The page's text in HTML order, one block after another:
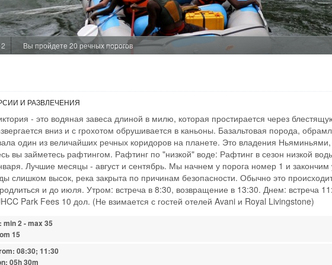
Окаванго
парк
People: min 1
Age: from 14
ДАМБВА
Ничто не
Дамбва. Вы
традиционные
ткани и даже
на ваш выбор.
историческими
Time From:
Duration: 02h
People: min 2
2 Вы пройдете 20 речных порогов
И РАЗВЛЕЧЕНИЯ
- это водяная завеса длиной в милю, которая простирается через
вниз и с грохотом обрушивается в каньоны. Базальтовая порода,
один из величайших речных коридоров на планете. Это владения Ньяминьями,
вы займетесь рафтингом. Рафтинг по "низкой" воде: Рафтинг в сезон низкой
Лучшие месяцы - август и сентябрь. Мы начнем у порога номер 1 и
слишком высок, река закрыта по причинам безопасности. Обычно это
и до июля. Утром: встреча в 8:30, возвращение в 13:30. Днем: встреча
Park Fees 10 дол. (Не взимается с гостей отелей Avani и Royal Livingstone)
min 2 - max 35
15
08:30; 11:30
05h 30m